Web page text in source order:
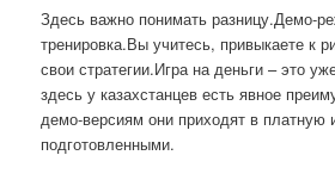
Здесь важно понимать разницу.Демо-
тренировка.Вы учитесь, привыкаете к
свои стратегии.Игра на деньги – это
здесь у казахстанцев есть явное
демо-версиям они приходят в платную
подготовленными.